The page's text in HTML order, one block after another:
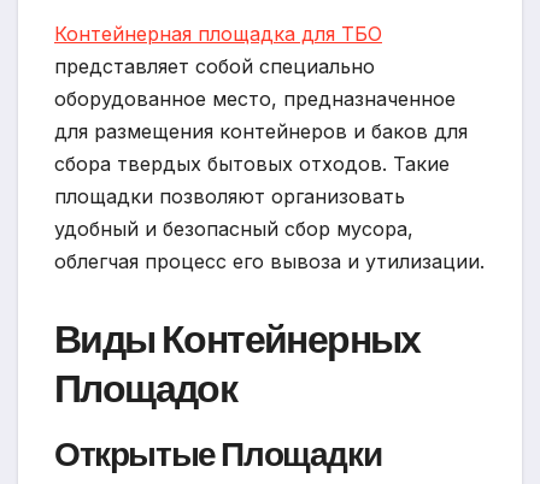
Контейнерная площадка для ТБО
представляет собой специально
оборудованное место, предназначенное
для размещения контейнеров и баков для
сбора твердых бытовых отходов. Такие
площадки позволяют организовать
удобный и безопасный сбор мусора,
облегчая процесс его вывоза и утилизации.
Виды Контейнерных
Площадок
Открытые Площадки